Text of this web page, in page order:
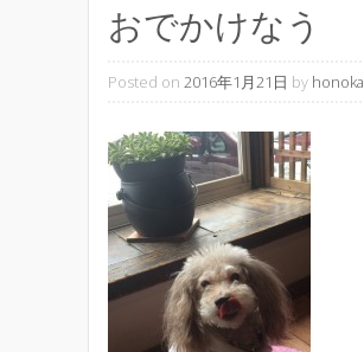
おでかけなう
Posted on 2016年1月21日 by honoka